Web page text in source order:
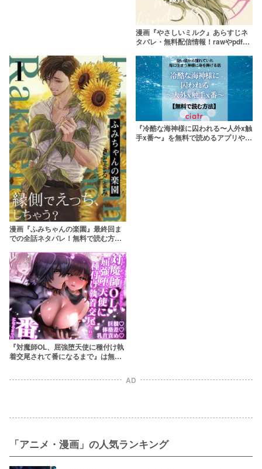
漫画『やさしいミルク』あらすじネ
タバレ・無料配信情報！rawやpdfで
漫画『ふみちゃんの楽園』最終回ま
での全話ネタバレ！無料で読む方法
ーじょんぷろだくと】
『冷酷な海神様に囚われる〜人外x触
手x番〜』を無料で読めるアプリやサ
『対魔師OL、屈強堕天使に種付け執
着交尾されて番になるまで』は無料
AD
「アニメ・漫画」の人気ランキング